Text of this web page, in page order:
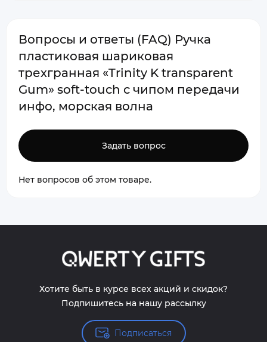
Вопросы и ответы (FAQ) Ручка
пластиковая шариковая
трехгранная «Trinity K transparent
Gum» soft-touch с чипом передачи
инфо, морская волна
Задать вопрос
Нет вопросов об этом товаре.
Хотите быть в курсе всех акций и скидок?
Подпишитесь на нашу рассылку
Подписаться